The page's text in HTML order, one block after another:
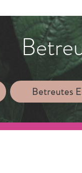
Betreutes